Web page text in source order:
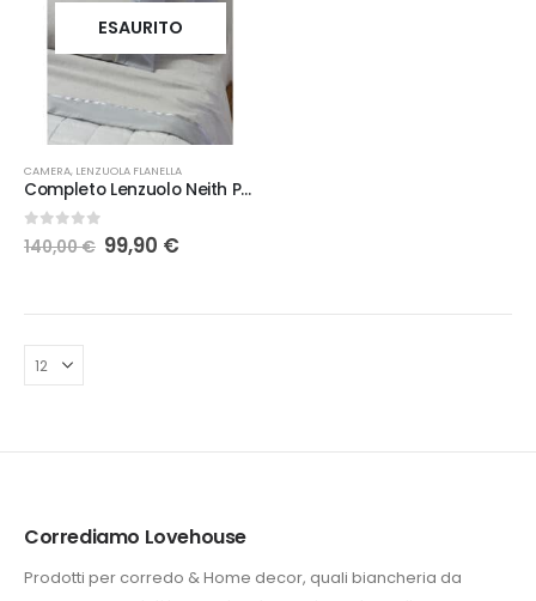
ESAURITO
CAMERA, LENZUOLA FLANELLA
Completo Lenzuolo Neith Perlier caldo cotone
0 Su 5
140,00€ Il
prezzo
140,00 €.
99,90 €Il
99,90 €.
Corrediamo Lovehouse
Prodotti per corredo & Home decor, quali biancheria da